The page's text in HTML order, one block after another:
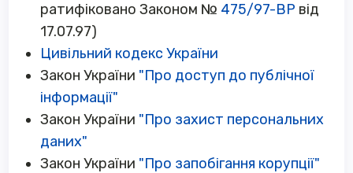
ратифіковано Законом № 475/97-ВР від
17.07.97)
Цивільний кодекс України
Закон України "Про доступ до публічної
інформації"
Закон України "Про захист персональних
даних"
Закон України "Про запобігання корупції"